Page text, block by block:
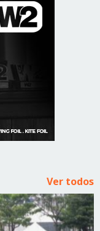
Ver todos